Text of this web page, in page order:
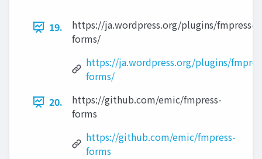
19.
https://ja.wordpress.org/plugins/fmpress-
forms/
https://ja.wordpress.org/plugins/
forms/
20.
https://github.com/emic/fmpress-
forms
https://github.com/emic/fmpress-
forms